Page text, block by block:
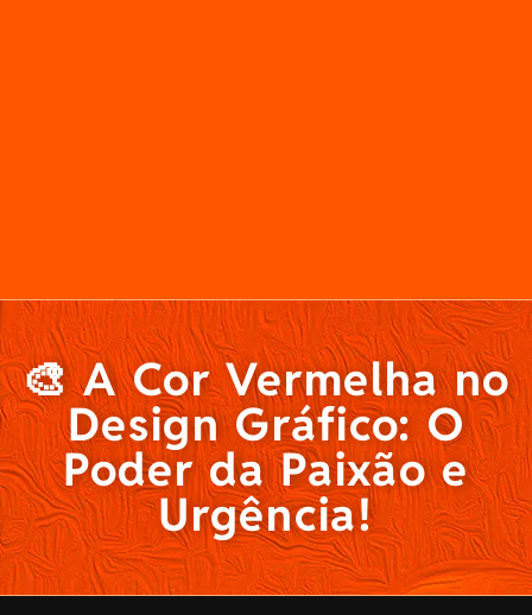
🎨 A Cor Vermelha no
Design Gráfico: O
Poder da Paixão e
Urgência!